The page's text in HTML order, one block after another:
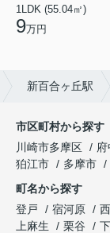
1LDK (55.04㎡)
9万円
新百合ヶ丘駅
市区町村から探す
川崎市多摩区
狛江市
多摩市
町名から探す
登戸
宿河原
上麻生
栗谷